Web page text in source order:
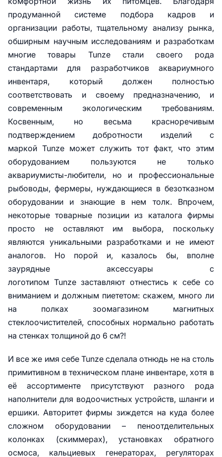
продуманной системе подбора кадров и
организации работы, тщательному анализу рынка,
обширным научным исследованиям и разработкам
многие товары Tunze стали своего рода
стандартами для разработчиков аквариумного
инвентаря, который должен полностью
соответствовать и своему предназначению, и
современным экологическим требованиям.
Косвенным, но весьма красноречивым
подтверждением добротности изделий с
маркой Tunze может служить тот факт, что этим
оборудованием пользуются не только
аквариумисты-любители, но и профессиональные
рыбоводы, фермеры, нуждающиеся в безотказном
оборудовании и знающие в нем толк. Впрочем,
некоторые товарные позиции из каталога фирмы
просто не оставляют им выбора, поскольку
являются уникальными разработками и не имеют
аналогов. Но порой и, казалось бы, вполне
заурядные аксессуары с
логотипом Tunze заставляют отнестись к себе со
вниманием и должным пиететом: скажем, много ли
на полках зоомагазином магнитных
стеклоочистителей, способных нормально работать
на стенках толщиной до 6 см?!
И все же имя себе Tunze сделала отнюдь не на столь
примитивном в техническом плане инвентаре, хотя в
её ассортименте присутствуют разного рода
наполнители для водоочистных устройств, шланги и
ершики. Авторитет фирмы зиждется на куда более
сложном оборудовании – пеноотделительных
колонках (скиммерах), установках обратного
осмоса, кальциевых генераторах, регуляторах